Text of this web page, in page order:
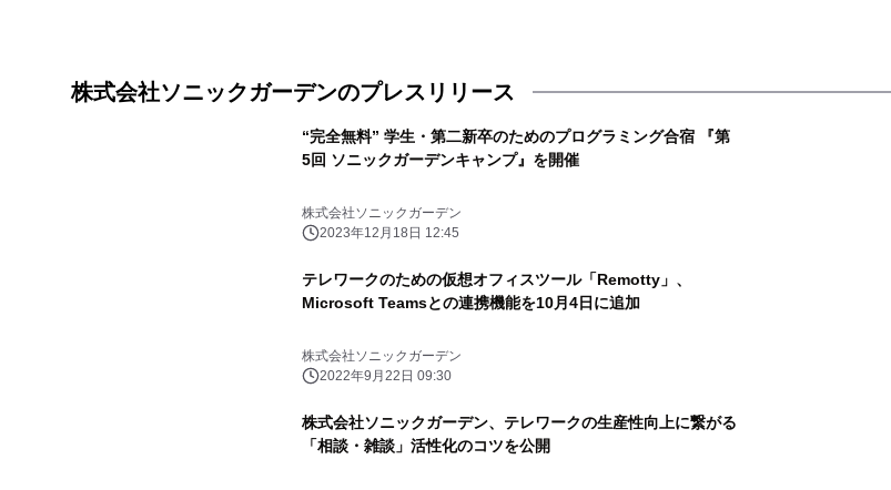
株式会社ソニックガーデンのプレスリリース
“完全無料” 学生・第二新卒のためのプログラミング合宿 『第
5回 ソニックガーデンキャンプ』を開催
株式会社ソニックガーデン
2023年12月18日 12:45
テレワークのための仮想オフィスツール「Remotty」、
Microsoft Teamsとの連携機能を10月4日に追加
株式会社ソニックガーデン
2022年9月22日 09:30
株式会社ソニックガーデン、テレワークの生産性向上に繋がる
「相談・雑談」活性化のコツを公開